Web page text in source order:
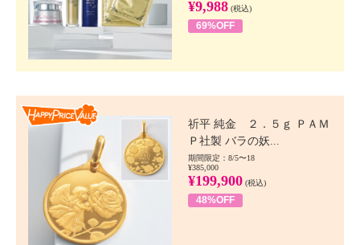
¥9,988 (税込)
69%OFF
祈平 純金 ２．５ｇ ＰＡＭ
Ｐ社製 バラの妖...
期間限定：8/5〜18
¥385,000
¥199,900 (税込)
48%OFF